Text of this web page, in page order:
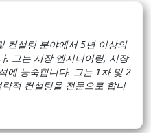
컨설팅 분야에서 5년 이상의
. 그는 시장 엔지니어링, 시장
에 능숙합니다. 그는 1차 및 2
적 컨설팅을 전문으로 합니